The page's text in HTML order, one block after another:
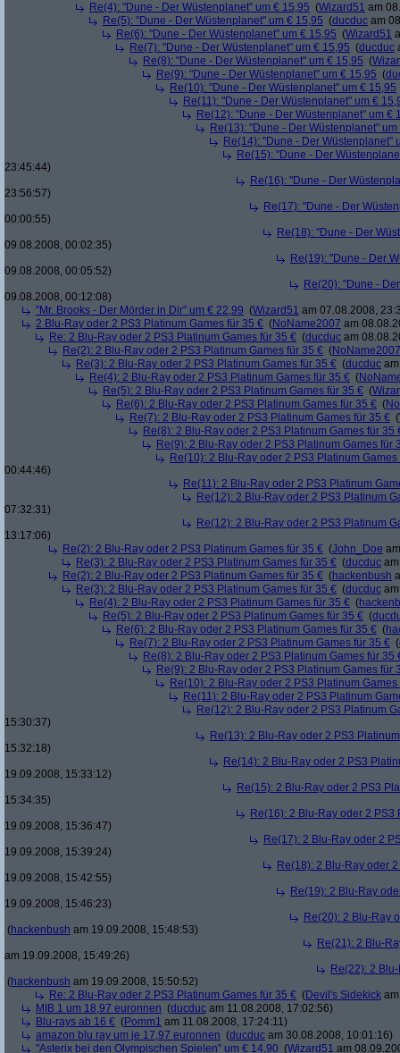
Re(4): "Dune - Der Wüstenplanet" um € 15,95 (Wizard51 am
Re(5): "Dune - Der Wüstenplanet" um € 15,95 (ducduc am
Re(6): "Dune - Der Wüstenplanet" um € 15,95 (Wizard51
Re(7): "Dune - Der Wüstenplanet" um € 15,95 (ducduc
Re(8): "Dune - Der Wüstenplanet" um € 15,95 (
Re(9): "Dune - Der Wüstenplanet" um € 15,95 (
Re(10): "Dune - Der Wüstenplanet" um € 15,95
Re(11): "Dune - Der Wüstenplanet" um €
Re(12): "Dune - Der Wüstenplanet" um €
Re(13): "Dune - Der Wüstenplanet"
Re(14): "Dune - Der Wüstenplanet"
Re(15): "Dune - Der
23:45:44)
Re(16): "Dune - Der
23:56:57)
Re(17): "Dune - Der
00:00:55)
Re(18): "Dune - Der
09.08.2008, 00:02:35)
Re(19): "Dune - Der
09.08.2008, 00:05:52)
Re(20): "Dune -
09.08.2008, 00:12:08)
"Mr. Brooks - Der Mörder in Dir" um € 22,99 (Wizard51 am 07.08.2008,
2 Blu-Ray oder 2 PS3 Platinum Games für 35 € (NoName2007 am
Re: 2 Blu-Ray oder 2 PS3 Platinum Games für 35 € (ducduc am
Re(2): 2 Blu-Ray oder 2 PS3 Platinum Games für 35 € (NoName2007
Re(3): 2 Blu-Ray oder 2 PS3 Platinum Games für 35 € (ducduc
Re(4): 2 Blu-Ray oder 2 PS3 Platinum Games für 35 € (
Re(5): 2 Blu-Ray oder 2 PS3 Platinum Games für 35 € (
Re(6): 2 Blu-Ray oder 2 PS3 Platinum Games für 35 € (
Re(7): 2 Blu-Ray oder 2 PS3 Platinum Games für 35 € (
Re(8): 2 Blu-Ray oder 2 PS3 Platinum Games für 35
Re(9): 2 Blu-Ray oder 2 PS3 Platinum Games für
Re(10): 2 Blu-Ray oder 2 PS3 Platinum Games
00:44:46)
Re(11): 2 Blu-Ray oder 2 PS3 Platinum
Re(12): 2 Blu-Ray oder 2 PS3 Platinum
07:32:31)
Re(12): 2 Blu-Ray oder 2 PS3 Platinum
13:17:06)
Re(2): 2 Blu-Ray oder 2 PS3 Platinum Games für 35 € (John_Doe
Re(3): 2 Blu-Ray oder 2 PS3 Platinum Games für 35 € (ducduc
Re(2): 2 Blu-Ray oder 2 PS3 Platinum Games für 35 € (hackenbush
Re(3): 2 Blu-Ray oder 2 PS3 Platinum Games für 35 € (ducduc
Re(4): 2 Blu-Ray oder 2 PS3 Platinum Games für 35 € (
Re(5): 2 Blu-Ray oder 2 PS3 Platinum Games für 35 € (
Re(6): 2 Blu-Ray oder 2 PS3 Platinum Games für 35 € (
Re(7): 2 Blu-Ray oder 2 PS3 Platinum Games für 35 € (
Re(8): 2 Blu-Ray oder 2 PS3 Platinum Games für 35
Re(9): 2 Blu-Ray oder 2 PS3 Platinum Games für
Re(10): 2 Blu-Ray oder 2 PS3 Platinum Games
Re(11): 2 Blu-Ray oder 2 PS3 Platinum
Re(12): 2 Blu-Ray oder 2 PS3 Platinum
15:30:37)
Re(13): 2 Blu-Ray oder 2 PS3
15:32:18)
Re(14): 2 Blu-Ray oder 2 PS3
19.09.2008, 15:33:12)
Re(15): 2 Blu-Ray oder 2 PS3
15:34:35)
Re(16): 2 Blu-Ray oder 2 PS3
19.09.2008, 15:36:47)
Re(17): 2 Blu-Ray oder 2
19.09.2008, 15:39:24)
Re(18): 2 Blu-Ray oder
19.09.2008, 15:42:55)
Re(19): 2 Blu-Ray
19.09.2008, 15:46:23)
Re(20): 2 Blu-Ray
(hackenbush am 19.09.2008, 15:48:53)
Re(21): 2 Blu-
am 19.09.2008, 15:49:26)
Re(22): 2
(hackenbush am 19.09.2008, 15:50:52)
Re: 2 Blu-Ray oder 2 PS3 Platinum Games für 35 € (Devil's Sidekick
MIB 1 um 18,97 euronnen (ducduc am 11.08.2008, 17:02:56)
Blu-rays ab 16 € (Pomm1 am 11.08.2008, 17:24:11)
amazon blu ray um je 17,97 euronnen (ducduc am 30.08.2008, 10:01:16)
"Asterix bei den Olympischen Spielen" um € 14,90 (Wizard51 am